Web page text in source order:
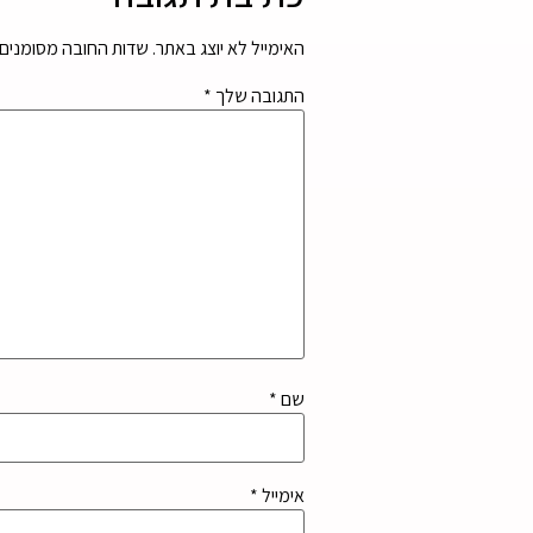
האימייל לא יוצג באתר. שדות החובה
התגובה שלך *
שם*
אימייל*